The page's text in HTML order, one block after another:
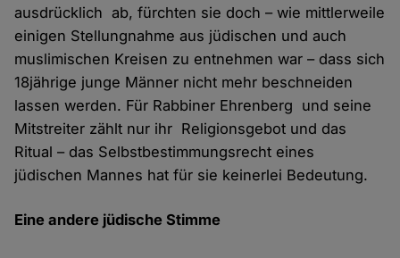
ausdrücklich ab, fürchten sie doch – wie mittlerweile
einigen Stellungnahme aus jüdischen und auch
muslimischen Kreisen zu entnehmen war – dass sich
18jährige junge Männer nicht mehr beschneiden
lassen werden. Für Rabbiner Ehrenberg und seine
Mitstreiter zählt nur ihr Religionsgebot und das
Ritual – das Selbstbestimmungsrecht eines
jüdischen Mannes hat für sie keinerlei Bedeutung.
Eine andere jüdische Stimme